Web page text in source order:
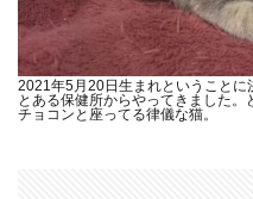
2021年5月20日生まれということに
とある保健所からやってきました
チョコンと座ってる律儀な猫。